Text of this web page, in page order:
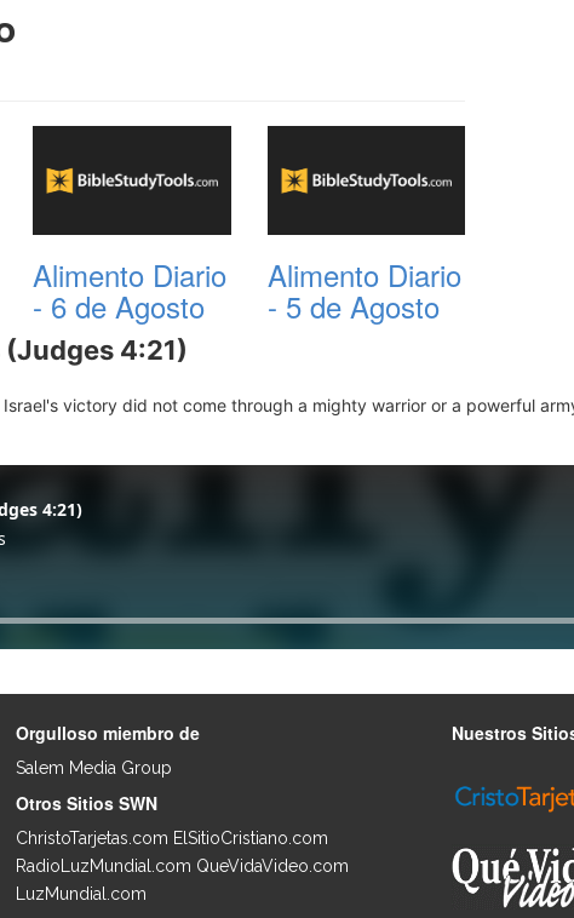
Alimento Diario
- 6 de Agosto
Alimento Diario
- 5 de Agosto
4:21)
victory did not come through a mighty warrior or a powerful
Orgulloso miembro de
Salem Media Group
Otros Sitios SWN
ChristoTarjetas.com ElSitioCristiano.com
RadioLuzMundial.com QueVidaVideo.com
LuzMundial.com
Nuestros